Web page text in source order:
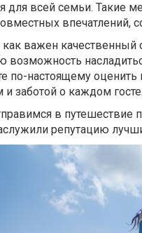
для всей семьи. Такие
впечатлений,
как важен качественный
возможность
по-настоящему оценить
заботой о каждом госте.
в
репутацию